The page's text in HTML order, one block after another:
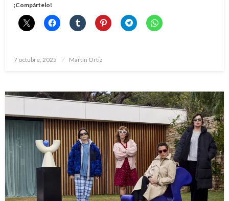
¡Compártelo!
Publicado
7 octubre, 2025 Martín Ortiz